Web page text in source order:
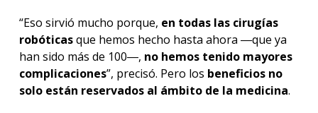
“Eso sirvió mucho porque, en todas las cirugías
robóticasque hemos hecho hasta ahora ―que ya
han sido más de 100―, no hemos tenido mayores
complicaciones”, precisó. Pero los beneficios no
solo están reservados al ámbito de la medicina.